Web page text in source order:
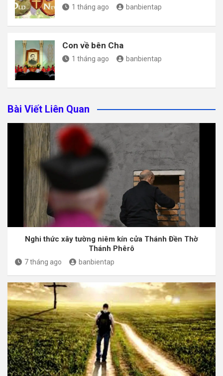
1 tháng ago banbientap
Con về bên Cha
1 tháng ago banbientap
Bài Viết Liên Quan
Nghi thức xây tường niêm kín cửa Thánh Đền Thờ
Thánh Phêrô
7 tháng ago banbientap